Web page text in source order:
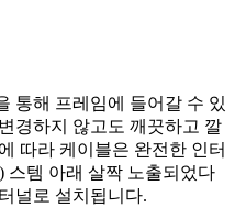
통해 프레임에 들어갈 수 있
경하지 않고도 깨끗하고 깔
따라 케이블은 완전한 인터
스템 아래 살짝 노출되었다
널로 설치됩니다.